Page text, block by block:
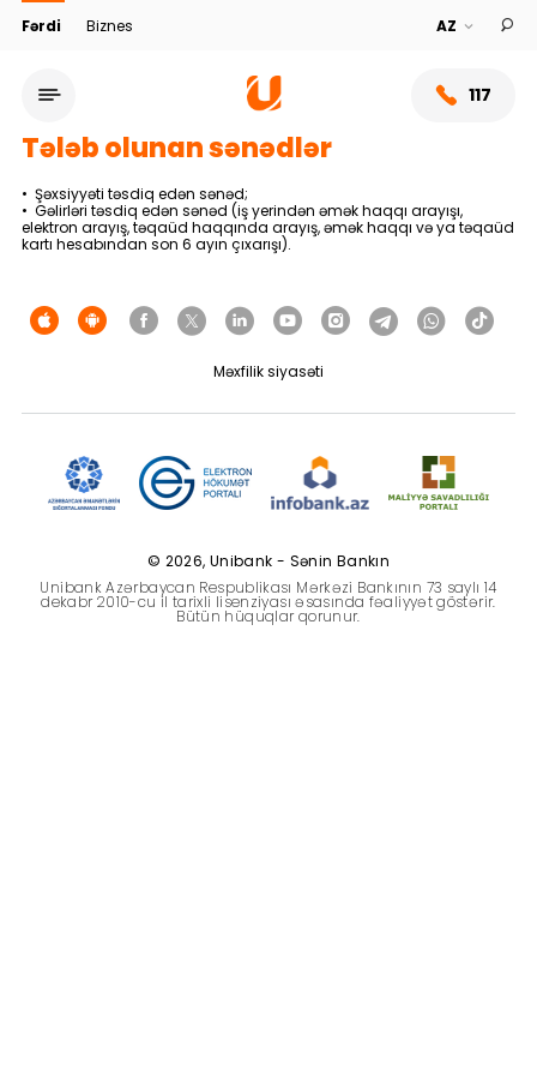
Fərdi Biznes
117
Bank haqqında
Dayanıqlılıq
Keşbek
Tələb olunan sənədlər
• Şəxsiyyəti təsdiq edən sənəd;
• Gəlirləri təsdiq edən sənəd (iş yerindən əmək haqqı arayışı,
elektron arayış, təqaüd haqqında arayış, əmək haqqı və ya təqaüd
kartı hesabından son 6 ayın çıxarışı).
Məxfilik siyasəti
© 2026, Unibank - Sənin Bankın
Unibank Azərbaycan Respublikası Mərkəzi Bankının 73 saylı 14
dekabr 2010-cu il tarixli lisenziyası əsasında fəaliyyət göstərir.
Bütün hüquqlar qorunur.